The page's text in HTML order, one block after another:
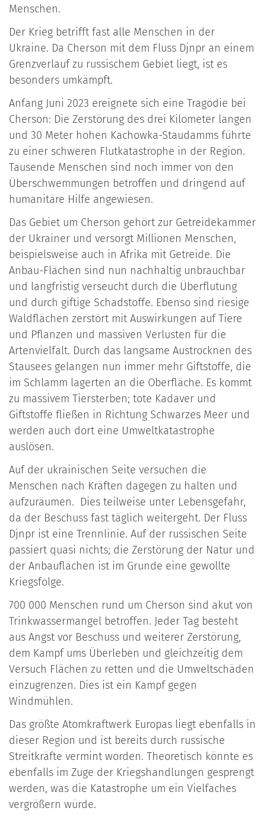
Menschen.
Der Krieg betrifft fast alle Menschen in der
Ukraine. Da Cherson mit dem Fluss Djnpr an einem
Grenzverlauf zu russischem Gebiet liegt, ist es
besonders umkämpft.
Anfang Juni 2023 ereignete sich eine Tragödie bei
Cherson: Die Zerstörung des drei Kilometer langen
und 30 Meter hohen Kachowka-Staudamms führte
zu einer schweren Flutkatastrophe in der Region.
Tausende Menschen sind noch immer von den
Überschwemmungen betroffen und dringend auf
humanitäre Hilfe angewiesen.
Das Gebiet um Cherson gehört zur Getreidekammer
der Ukrainer und versorgt Millionen Menschen,
beispielsweise auch in Afrika mit Getreide. Die
Anbau-Flächen sind nun nachhaltig unbrauchbar
und langfristig verseucht durch die Überflutung
und durch giftige Schadstoffe. Ebenso sind riesige
Waldflächen zerstört mit Auswirkungen auf Tiere
und Pflanzen und massiven Verlusten für die
Artenvielfalt. Durch das langsame Austrocknen des
Stausees gelangen nun immer mehr Giftstoffe, die
im Schlamm lagerten an die Oberfläche. Es kommt
zu massivem Tiersterben; tote Kadaver und
Giftstoffe fließen in Richtung Schwarzes Meer und
werden auch dort eine Umweltkatastrophe
auslösen.
Auf der ukrainischen Seite versuchen die
Menschen nach Kräften dagegen zu halten und
aufzuräumen. Dies teilweise unter Lebensgefahr,
da der Beschuss fast täglich weitergeht. Der Fluss
Djnpr ist eine Trennlinie. Auf der russischen Seite
passiert quasi nichts; die Zerstörung der Natur und
der Anbauflächen ist im Grunde eine gewollte
Kriegsfolge.
700 000 Menschen rund um Cherson sind akut von
Trinkwassermangel betroffen. Jeder Tag besteht
aus Angst vor Beschuss und weiterer Zerstörung,
dem Kampf ums Überleben und gleichzeitig dem
Versuch Flächen zu retten und die Umweltschäden
einzugrenzen. Dies ist ein Kampf gegen
Windmühlen.
Das größte Atomkraftwerk Europas liegt ebenfalls in
dieser Region und ist bereits durch russische
Streitkräfte vermint worden. Theoretisch könnte es
ebenfalls im Zuge der Kriegshandlungen gesprengt
werden, was die Katastrophe um ein Vielfaches
vergrößern würde.